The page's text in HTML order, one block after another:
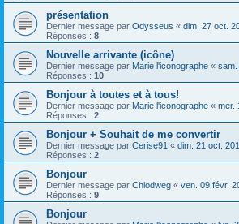
présentation
Dernier message par Odysseus « dim. 27 oct.
Réponses : 8
Nouvelle arrivante (icône)
Dernier message par Marie l'iconographe « sam.
Réponses : 10
Bonjour à toutes et à tous!
Dernier message par Marie l'iconographe « mer.
Réponses : 2
Bonjour + Souhait de me convertir
Dernier message par Cerise91 « dim. 21 oct.
Réponses : 2
Bonjour
Dernier message par Chlodweg « ven. 09 févr.
Réponses : 9
Bonjour